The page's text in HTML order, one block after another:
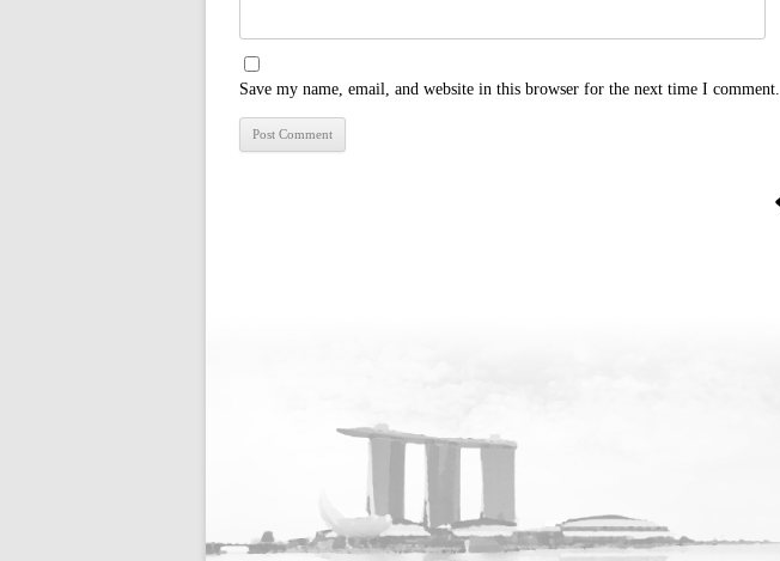
Save my name, email, and website in this browser for the next time I comment.